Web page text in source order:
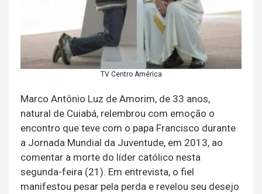
TV Centro América
Marco Antônio Luz de Amorim, de 33 anos,
natural de Cuiabá, relembrou com emoção o
encontro que teve com o papa Francisco durante
a Jornada Mundial da Juventude, em 2013, ao
comentar a morte do líder católico nesta
segunda-feira (21). Em entrevista, o fiel
manifestou pesar pela perda e revelou seu desejo